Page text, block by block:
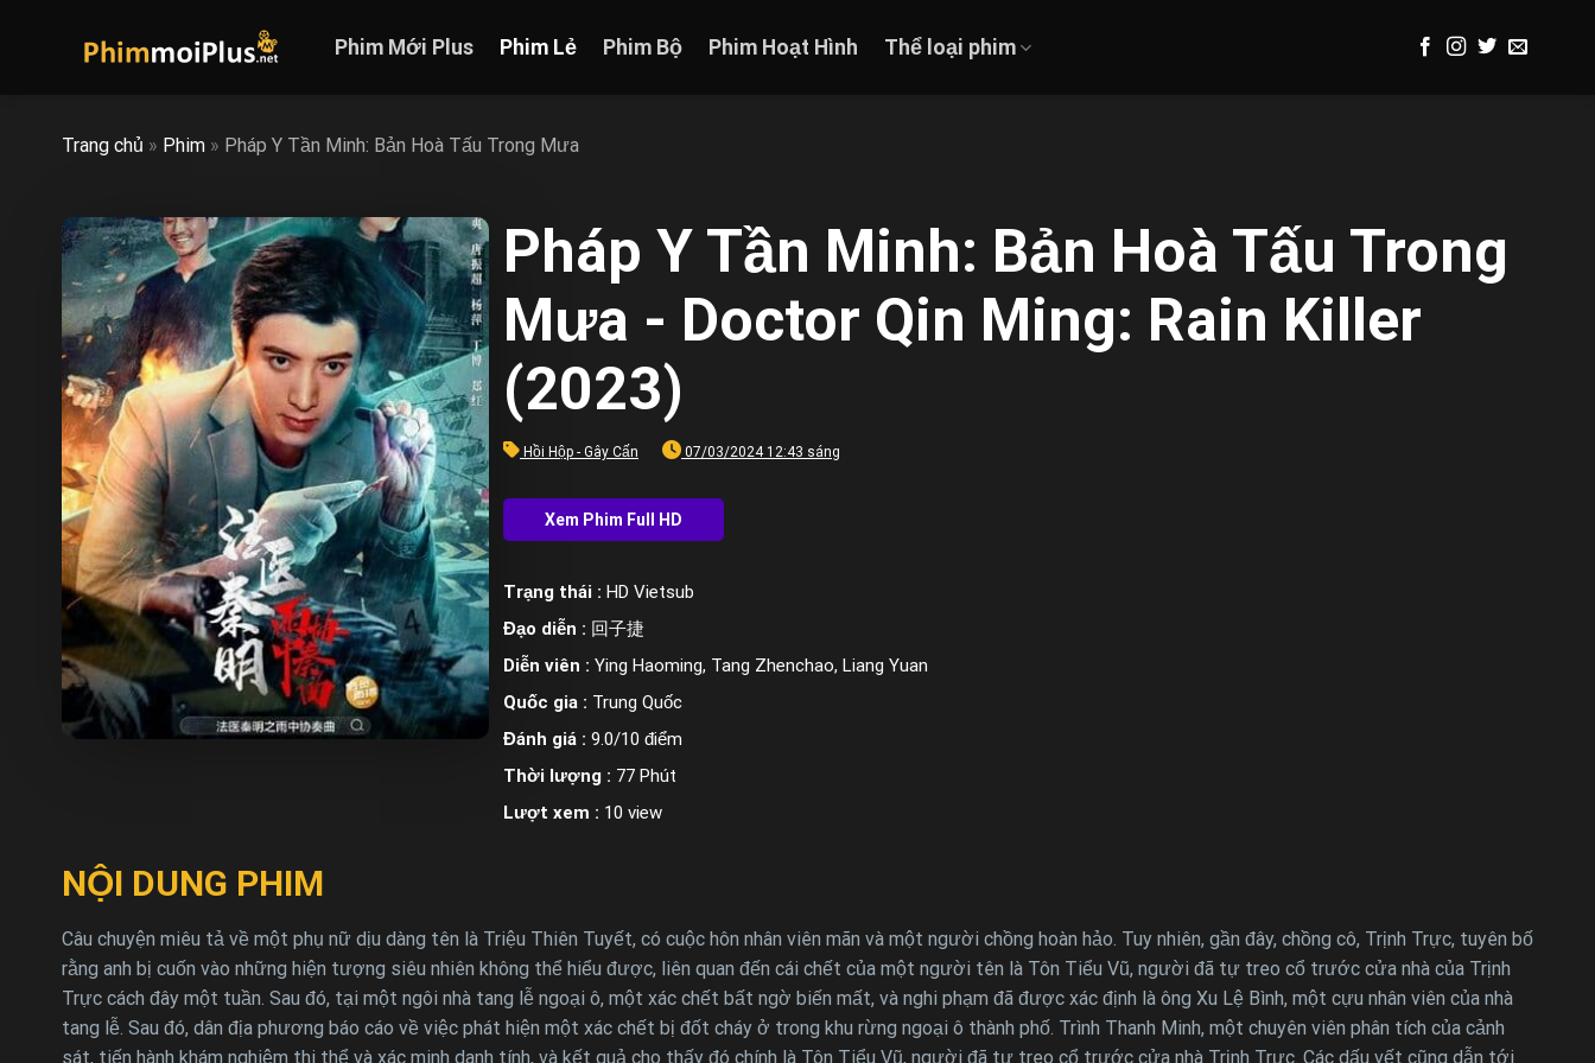
Phim Mới Plus Phim Lẻ Phim Bộ Phim Hoạt Hình Thể loại phim
Trang chủ » Phim » Pháp Y Tần Minh: Bản Hoà Tấu Trong Mưa
Pháp Y Tần Minh: Bản Hoà Tấu Trong
Mưa - Doctor Qin Ming: Rain Killer
(2023)
Hồi Hộp - Gây Cấn 07/03/2024 12:43 sáng
Trạng thái : HD Vietsub
Đạo diễn : 回子捷
Diễn viên : Ying Haoming, Tang Zhenchao, Liang Yuan
Quốc gia : Trung Quốc
Đánh giá : 9.0/10 điểm
Thời lượng : 77 Phút
Lượt xem : 10 view
NỘI DUNG PHIM
Câu chuyện miêu tả về một phụ nữ dịu dàng tên là Triệu Thiên Tuyết, có cuộc hôn nhân viên mãn và một người chồng hoàn hảo. Tuy nhiên, gần đây, chồng cô, Trịnh Trực, tuyên bố
rằng anh bị cuốn vào những hiện tượng siêu nhiên không thể hiểu được, liên quan đến cái chết của một người tên là Tôn Tiểu Vũ, người đã tự treo cổ trước cửa nhà của Trịnh
Trực cách đây một tuần. Sau đó, tại một ngôi nhà tang lễ ngoại ô, một xác chết bất ngờ biến mất, và nghi phạm đã được xác định là ông Xu Lệ Bình, một cựu nhân viên của nhà
tang lễ. Sau đó, dân địa phương báo cáo về việc phát hiện một xác chết bị đốt cháy ở trong khu rừng ngoại ô thành phố. Trình Thanh Minh, một chuyên viên phân tích của cảnh
sát, tiến hành khám nghiệm thi thể và xác minh danh tính, và kết quả cho thấy đó chính là Tôn Tiểu Vũ, người đã tự treo cổ trước cửa nhà Trịnh Trực. Các dấu vết cũng dẫn tới